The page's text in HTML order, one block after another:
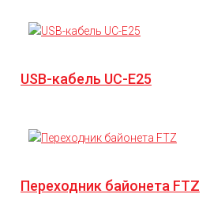
USB-кабель UC-E25
Переходник байонета FTZ